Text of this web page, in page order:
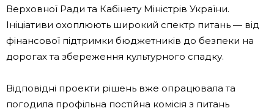
Верховної Ради та Кабінету Міністрів України.
Ініціативи охоплюють широкий спектр питань — від
фінансової підтримки бюджетників до безпеки на
дорогах та збереження культурного спадку.
Відповідні проекти рішень вже опрацювала та
погодила профільна постійна комісія з питань